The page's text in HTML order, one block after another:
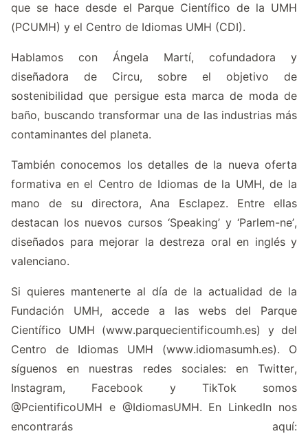
que se hace desde el Parque Científico de la UMH
(PCUMH) y el Centro de Idiomas UMH (CDI).
Hablamos con Ángela Martí, cofundadora y
diseñadora de Circu, sobre el objetivo de
sostenibilidad que persigue esta marca de moda de
baño, buscando transformar una de las industrias más
contaminantes del planeta.
También conocemos los detalles de la nueva oferta
formativa en el Centro de Idiomas de la UMH, de la
mano de su directora,Ana Esclapez. Entre ellas
destacan los nuevos cursos ‘Speaking’y‘Parlem-ne’,
diseñados para mejorar la destreza oral en inglés y
valenciano.
Si quieres mantenerte al día de la actualidad de la
Fundación UMH, accede a las webs del Parque
Científico UMH (www.parquecientificoumh.es) y del
Centro de Idiomas UMH (www.idiomasumh.es). O
síguenos en nuestras redes sociales: en Twitter,
Instagram, Facebook y TikTok somos
@PcientificoUMH e @IdiomasUMH. En LinkedIn nos
encontrarás aquí: